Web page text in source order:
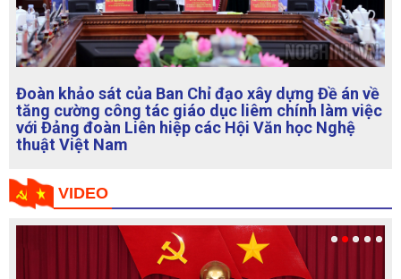
Đoàn khảo sát của Ban Chỉ đạo xây dựng Đề án về
tăng cường công tác giáo dục liêm chính làm việc
với Đảng đoàn Liên hiệp các Hội Văn học Nghệ
thuật Việt Nam
VIDEO